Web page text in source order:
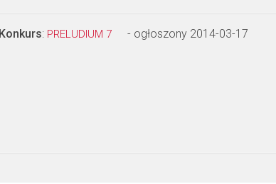
Konkurs: PRELUDIUM 7 - ogłoszony 2014-03-17